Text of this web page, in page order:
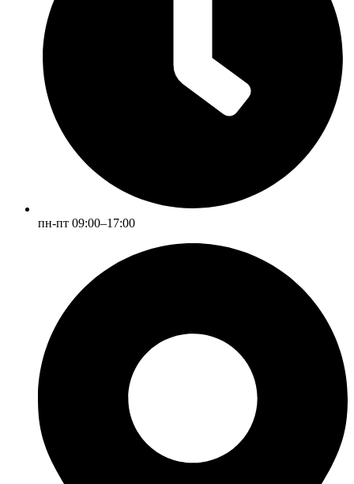
пн-пт 09:00–17:00